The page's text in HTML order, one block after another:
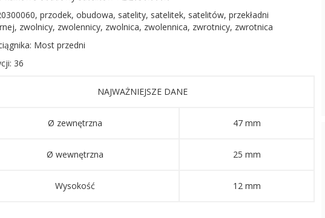
przodek, obudowa, satelity, satelitek, satelitów, przekładni
zwolnicy, zwolennicy, zwolnica, zwolennica, zwrotnicy, zwrotnica
Most przedni
36
NAJWAŻNIEJSZE DANE
Ø zewnętrzna 47 mm
Ø wewnętrzna 25 mm
Wysokość 12 mm